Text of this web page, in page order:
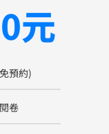
元
預約)
卷